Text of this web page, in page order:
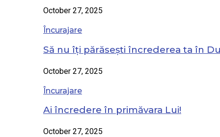
October 27, 2025
Încurajare
Să nu îți părăsești încrederea ta în
October 27, 2025
Încurajare
Ai încredere în primăvara Lui!
October 27, 2025